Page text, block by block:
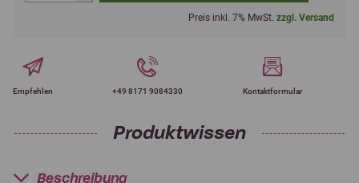
Preis inkl. 7% MwSt. zzgl. Versand
Empfehlen +49 8171 9084330 Kontaktformular
Produktwissen
Beschreibung